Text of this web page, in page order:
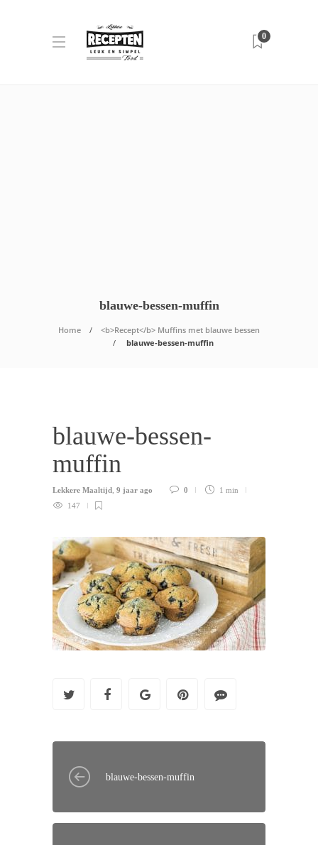
0
blauwe-bessen-muffin
Home
<b>Recept</b> Muffins met blauwe bessen
blauwe-bessen-muffin
blauwe-bessen-
muffin
Lekkere Maaltijd 9 jaar ago 0
1 min
147
blauwe-bessen-muffin